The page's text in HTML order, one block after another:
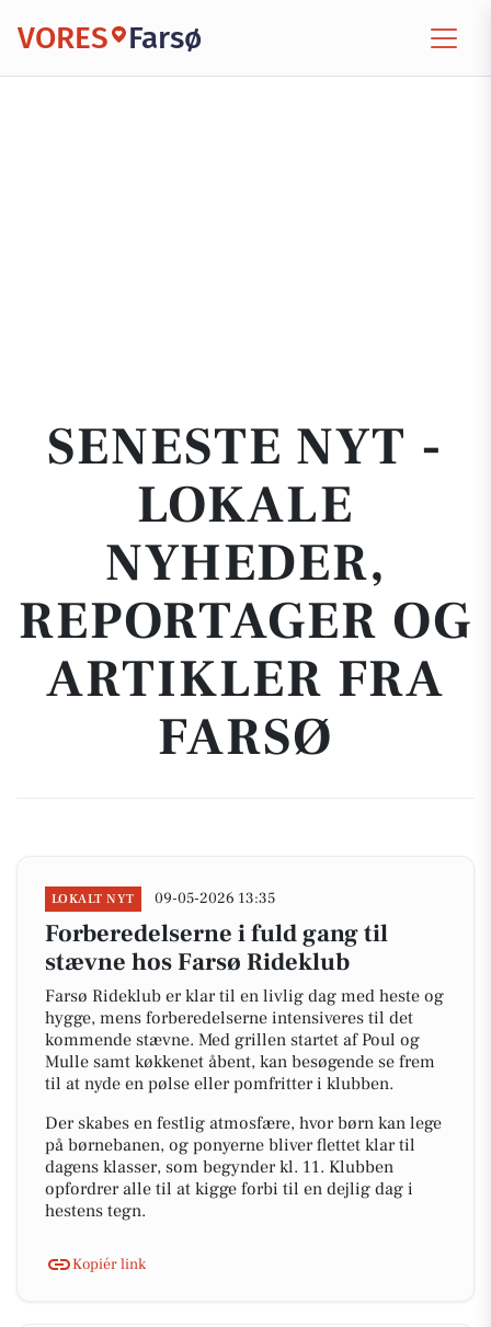
VORES Farsø
SENESTE NYT -
LOKALE
NYHEDER,
REPORTAGER OG
ARTIKLER FRA
FARSØ
LOKALT NYT 09-05-2026 13:35
Forberedelserne i fuld gang til
stævne hos Farsø Rideklub
Farsø Rideklub er klar til en livlig dag med heste og
hygge, mens forberedelserne intensiveres til det
kommende stævne. Med grillen startet af Poul og
Mulle samt køkkenet åbent, kan besøgende se frem
til at nyde en pølse eller pomfritter i klubben.
Der skabes en festlig atmosfære, hvor børn kan lege
på børnebanen, og ponyerne bliver flettet klar til
dagens klasser, som begynder kl. 11. Klubben
opfordrer alle til at kigge forbi til en dejlig dag i
hestens tegn.
Kopiér link